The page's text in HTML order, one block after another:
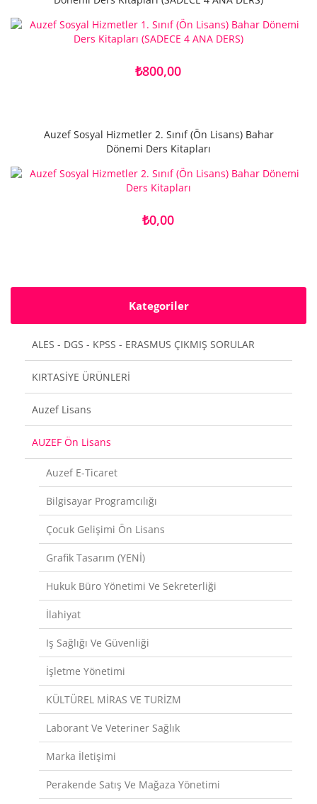
Kategoriler
ALES - DGS - KPSS - ERASMUS ÇIKMIŞ SORULAR
KIRTASİYE ÜRÜNLERİ
Auzef Lisans
AUZEF Ön Lisans
Auzef E-Ticaret
Bilgisayar Programcılığı
Çocuk Gelişimi Ön Lisans
Grafik Tasarım (YENİ)
Hukuk Büro Yönetimi Ve Sekreterliği
İlahiyat
Iş Sağlığı Ve Güvenliği
İşletme Yönetimi
KÜLTÜREL MİRAS VE TURİZM
Laborant Ve Veteriner Sağlık
Marka İletişimi
Perakende Satış Ve Mağaza Yönetimi
₺800,00
Auzef Sosyal Hizmetler 2. Sınıf (Ön Lisans) Bahar
Dönemi Ders Kitapları
₺0,00